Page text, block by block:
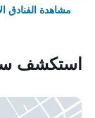
مشاهدة الفنادق
استكشف